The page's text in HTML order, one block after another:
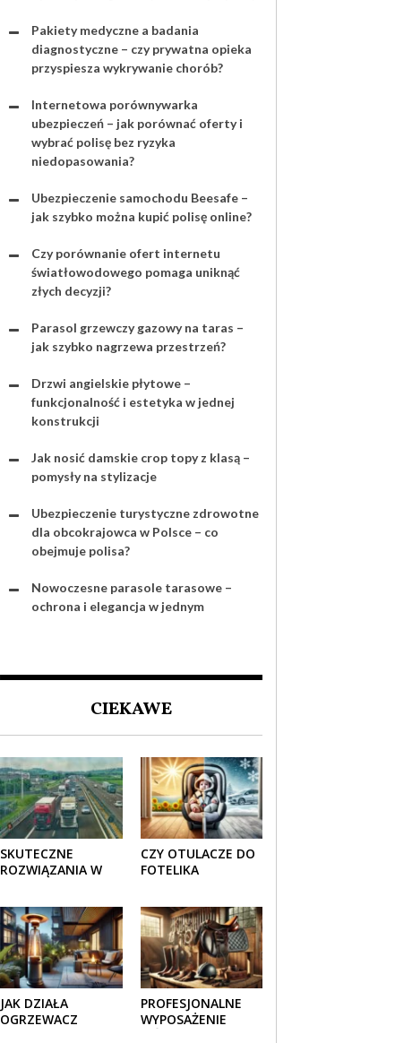
Pakiety medyczne a badania
diagnostyczne – czy prywatna opieka
przyspiesza wykrywanie chorób?
Internetowa porównywarka
ubezpieczeń – jak porównać oferty i
wybrać polisę bez ryzyka
niedopasowania?
Ubezpieczenie samochodu Beesafe –
jak szybko można kupić polisę online?
Czy porównanie ofert internetu
światłowodowego pomaga uniknąć
złych decyzji?
Parasol grzewczy gazowy na taras –
jak szybko nagrzewa przestrzeń?
Drzwi angielskie płytowe –
funkcjonalność i estetyka w jednej
konstrukcji
Jak nosić damskie crop topy z klasą –
pomysły na stylizacje
Ubezpieczenie turystyczne zdrowotne
dla obcokrajowca w Polsce – co
obejmuje polisa?
Nowoczesne parasole tarasowe –
ochrona i elegancja w jednym
CIEKAWE
SKUTECZNE
ROZWIĄZANIA W
DREWNIANE I
TEKTUROWE
CZY OTULACZE DO
FOTELIKA
LATEM I ZIMĄ?
JAK DZIAŁA
OGRZEWACZ
PROFESJONALNE
WYPOSAŻENIE